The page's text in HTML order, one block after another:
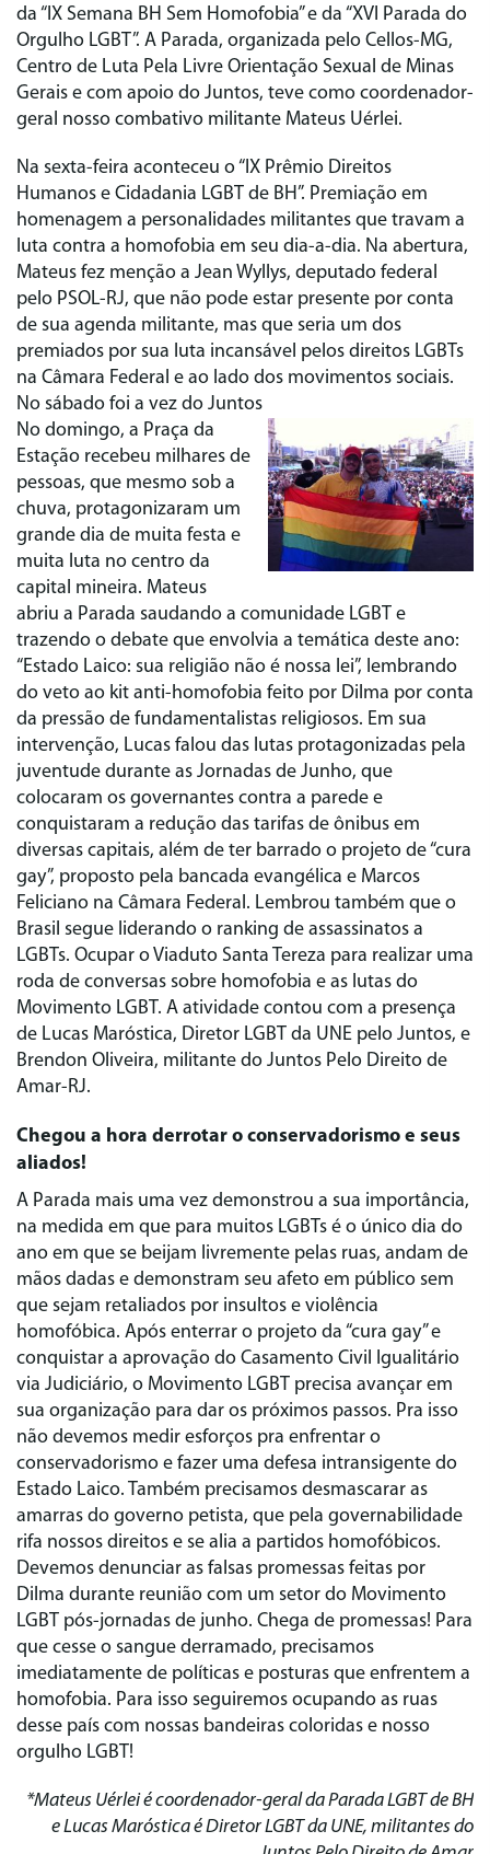
da “IX Semana BH Sem Homofobia” e da “XVI Parada do
Orgulho LGBT”. A Parada, organizada pelo Cellos-MG,
Centro de Luta Pela Livre Orientação Sexual de Minas
Gerais e com apoio do Juntos, teve como coordenador-
geral nosso combativo militante Mateus Uérlei.
Na sexta-feira aconteceu o “IX Prêmio Direitos
Humanos e Cidadania LGBT de BH”. Premiação em
homenagem a personalidades militantes que travam a
luta contra a homofobia em seu dia-a-dia. Na abertura,
Mateus fez menção a Jean Wyllys, deputado federal
pelo PSOL-RJ, que não pode estar presente por conta
de sua agenda militante, mas que seria um dos
premiados por sua luta incansável pelos direitos LGBTs
na Câmara Federal e ao lado dos movimentos sociais.
No sábado foi a vez do Juntos
No domingo, a Praça da
Estação recebeu milhares de
pessoas, que mesmo sob a
chuva, protagonizaram um
grande dia de muita festa e
muita luta no centro da
capital mineira. Mateus
abriu a Parada saudando a comunidade LGBT e
trazendo o debate que envolvia a temática deste ano:
“Estado Laico: sua religião não é nossa lei”, lembrando
do veto ao kit anti-homofobia feito por Dilma por conta
da pressão de fundamentalistas religiosos. Em sua
intervenção, Lucas falou das lutas protagonizadas pela
juventude durante as Jornadas de Junho, que
colocaram os governantes contra a parede e
conquistaram a redução das tarifas de ônibus em
diversas capitais, além de ter barrado o projeto de “cura
gay”, proposto pela bancada evangélica e Marcos
Feliciano na Câmara Federal. Lembrou também que o
Brasil segue liderando o ranking de assassinatos a
LGBTs. Ocupar o Viaduto Santa Tereza para realizar uma
roda de conversas sobre homofobia e as lutas do
Movimento LGBT. A atividade contou com a presença
de Lucas Maróstica, Diretor LGBT da UNE pelo Juntos, e
Brendon Oliveira, militante do Juntos Pelo Direito de
Amar-RJ.
Chegou a hora derrotar o conservadorismo e seus
aliados!
A Parada mais uma vez demonstrou a sua importância,
na medida em que para muitos LGBTs é o único dia do
ano em que se beijam livremente pelas ruas, andam de
mãos dadas e demonstram seu afeto em público sem
que sejam retaliados por insultos e violência
homofóbica. Após enterrar o projeto da “cura gay” e
conquistar a aprovação do Casamento Civil Igualitário
via Judiciário, o Movimento LGBT precisa avançar em
sua organização para dar os próximos passos. Pra isso
não devemos medir esforços pra enfrentar o
conservadorismo e fazer uma defesa intransigente do
Estado Laico. Também precisamos desmascarar as
amarras do governo petista, que pela governabilidade
rifa nossos direitos e se alia a partidos homofóbicos.
Devemos denunciar as falsas promessas feitas por
Dilma durante reunião com um setor do Movimento
LGBT pós-jornadas de junho. Chega de promessas! Para
que cesse o sangue derramado, precisamos
imediatamente de políticas e posturas que enfrentem a
homofobia. Para isso seguiremos ocupando as ruas
desse país com nossas bandeiras coloridas e nosso
orgulho LGBT!
*Mateus Uérlei é coordenador-geral da Parada LGBT de BH
e Lucas Maróstica é Diretor LGBT da UNE, militantes do